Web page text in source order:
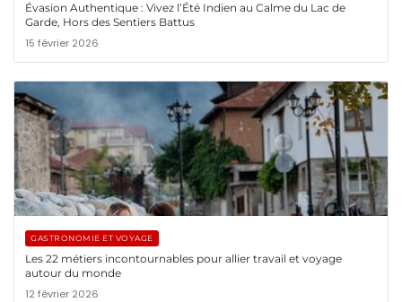
Évasion Authentique : Vivez l’Été Indien au Calme du Lac de
Garde, Hors des Sentiers Battus
15 février 2026
GASTRONOMIE ET VOYAGE
Les 22 métiers incontournables pour allier travail et voyage
autour du monde
12 février 2026